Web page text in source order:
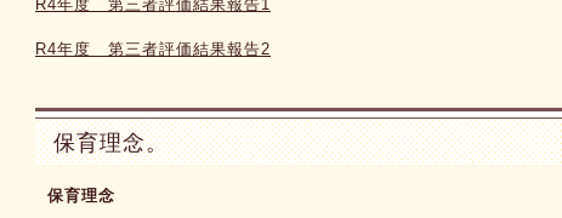
R4年度 第三者評価結果報告1
R4年度 第三者評価結果報告2
保育理念。
保育理念